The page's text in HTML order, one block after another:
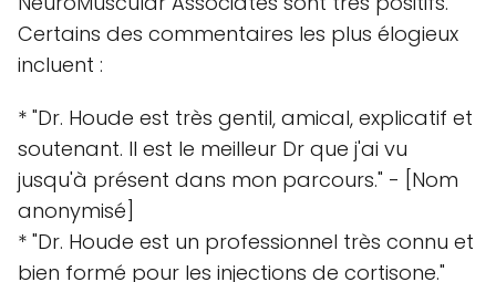
Certains des commentaires les plus élogieux
incluent :
* "Dr. Houde est très gentil, amical, explicatif et
soutenant. Il est le meilleur Dr que j'ai vu
jusqu'à présent dans mon parcours." - [Nom
anonymisé]
* "Dr. Houde est un professionnel très connu et
bien formé pour les injections de cortisone."